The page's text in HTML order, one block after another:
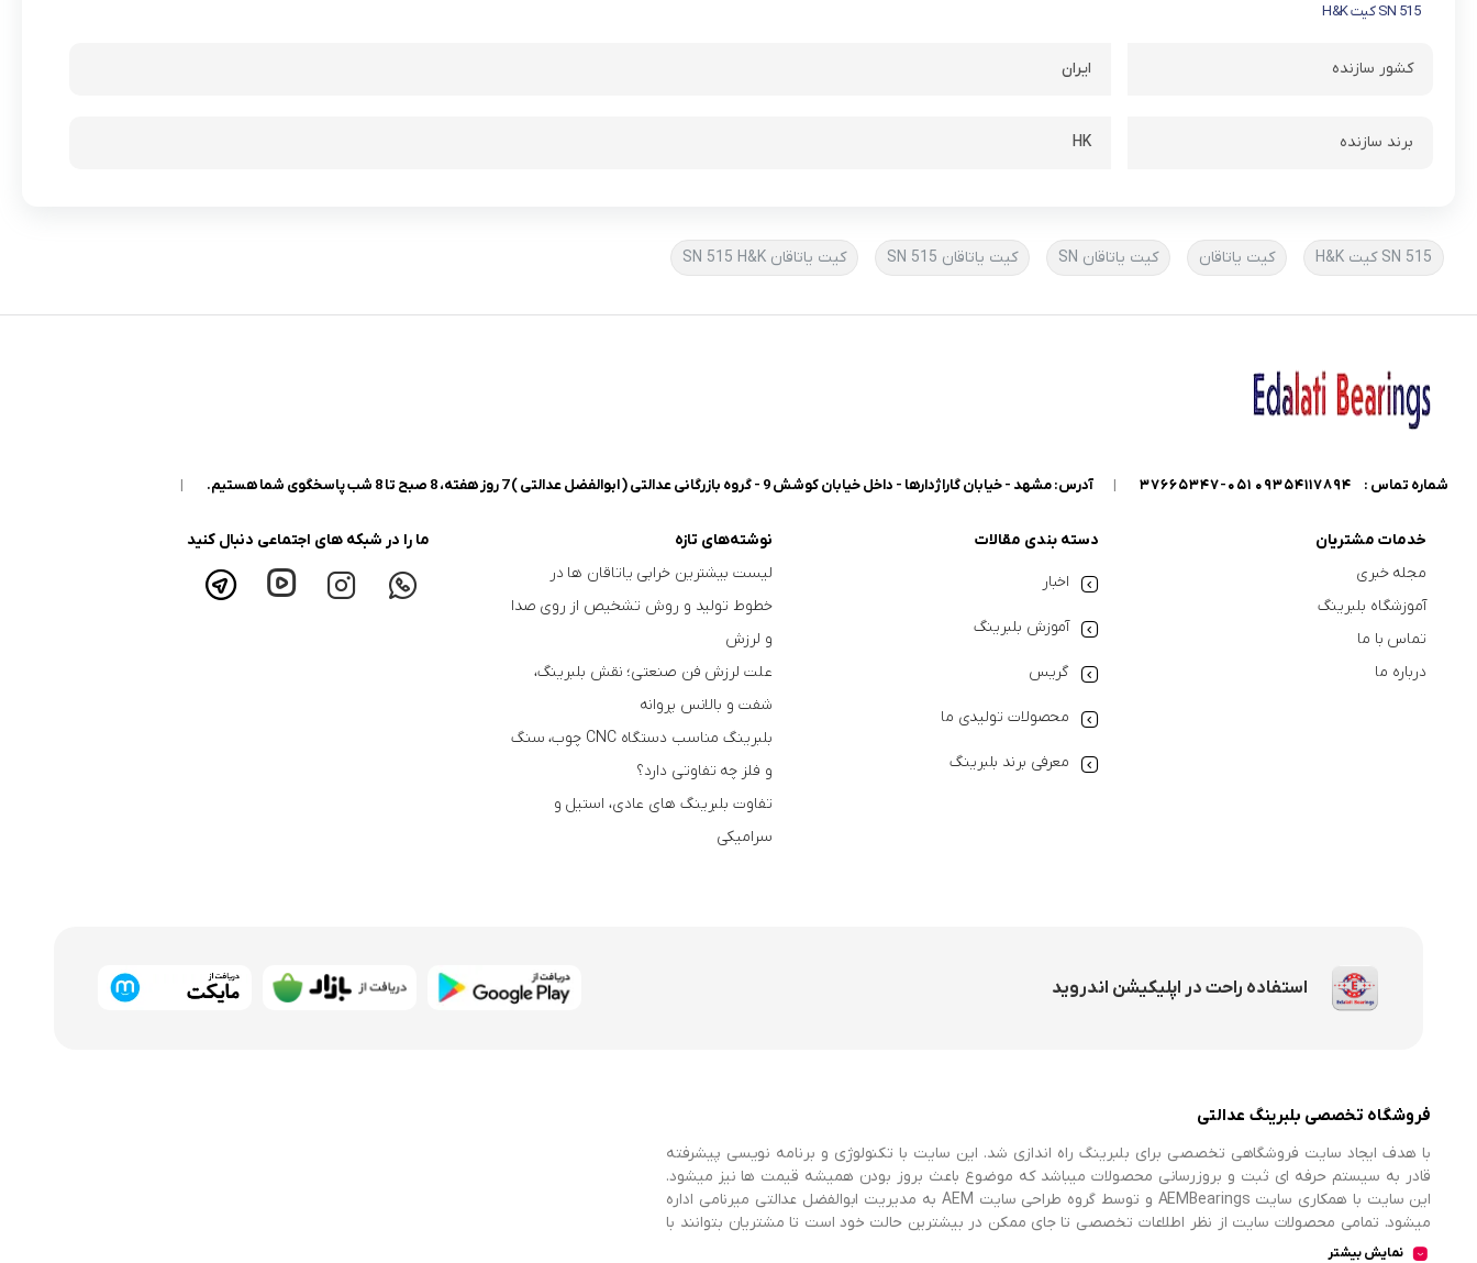
SN 515 کیت H&K
کشور سازنده ایران
برند سازنده HK
SN 515 کیت H&K کیت یاتاقان کیت یاتاقان SN کیت یاتاقان SN 515 کیت یاتاقان SN 515 H&K
شماره تماس : 09354117894 051-37665347
| آدرس: مشهد - خیابان گاراژدارها - داخل خیابان کوشش 9 - گروه بازرگانی عدالتی ( ابوالفضل عدالتی ) 7 روز هفته، 8 صبح تا 8 شب پاسخگوی شما هستیم. |
خدمات مشتریان
مجله خبری
آموزشگاه بلبرینگ
تماس با ما
درباره ما
دسته بندی مقالات
اخبار
آموزش بلبرینگ
گریس
محصولات تولیدی ما
معرفی برند بلبرینگ
نوشته‌های تازه
لیست بیشترین خرابی‌ یاتاقان ها در
خطوط تولید و روش تشخیص از روی صدا
و لرزش
علت لرزش فن صنعتی؛ نقش بلبرینگ،
شفت و بالانس پروانه
بلبرینگ مناسب دستگاه CNC چوب، سنگ
و فلز چه تفاوتی دارد؟
تفاوت بلبرینگ های عادی، استیل و
سرامیکی
ما را در شبکه های اجتماعی دنبال کنید
استفاده راحت در اپلیکیشن اندروید
فروشگاه تخصصی بلبرینگ عدالتی
با هدف ایجاد سایت فروشگاهی تخصصی برای بلبرینگ راه اندازی شد. این سایت با تکنولوژی و برنامه نویسی پیشرفته
قادر به سیستم حرفه ای ثبت و بروزرسانی محصولات میباشد که موضوع باعث بروز بودن همیشه قیمت ها نیز میشود.
این سایت با همکاری سایت AEMBearings و توسط گروه طراحی سایت AEM به مدیریت ابوالفضل عدالتی میرنامی اداره
میشود. تمامی محصولات سایت از نظر اطلاعات تخصصی تا جای ممکن در بیشترین حالت خود است تا مشتریان بتوانند با
اطلاعات کامل محصولات را از فروشگاه انتخاب و خریداری نمایند.
نمایش بیشتر